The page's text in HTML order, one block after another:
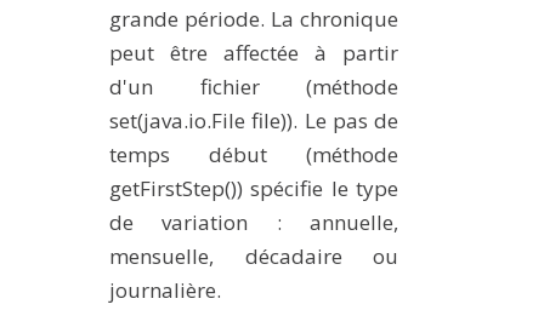
grande période. La chronique
peut être affectée à partir
d'un fichier (méthode
set(java.io.File file)). Le pas de
temps début (méthode
getFirstStep()) spécifie le type
de variation : annuelle,
mensuelle, décadaire ou
journalière.